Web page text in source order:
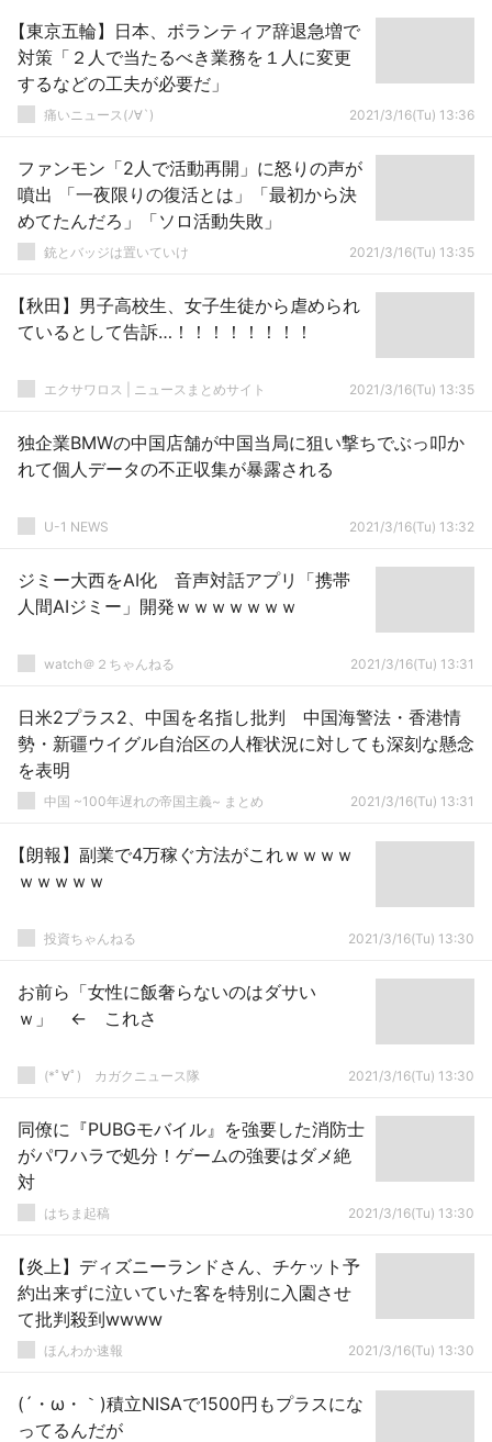
【東京五輪】日本、ボランティア辞退急増で
対策「２人で当たるべき業務を１人に変更
するなどの工夫が必要だ」
痛いニュース(ﾉ∀`) 2021/3/16(Tu) 13:36
ファンモン「2人で活動再開」に怒りの声が
噴出 「一夜限りの復活とは」「最初から決
めてたんだろ」「ソロ活動失敗」
銃とバッジは置いていけ 2021/3/16(Tu) 13:35
【秋田】男子高校生、女子生徒から虐められ
ているとして告訴…！！！！！！！！
エクサワロス | ニュースまとめサイト 2021/3/16(Tu) 13:35
独企業BMWの中国店舗が中国当局に狙い撃ちでぶっ叩か
れて個人データの不正収集が暴露される
U-1 NEWS 2021/3/16(Tu) 13:32
ジミー大西をAI化 音声対話アプリ「携帯
人間AIジミー」開発ｗｗｗｗｗｗｗ
watch＠２ちゃんねる 2021/3/16(Tu) 13:31
日米2プラス2、中国を名指し批判 中国海警法・香港情
勢・新疆ウイグル自治区の人権状況に対しても深刻な懸念
を表明
中国 ~100年遅れの帝国主義~ まとめ 2021/3/16(Tu) 13:31
【朗報】副業で4万稼ぐ方法がこれｗｗｗｗ
ｗｗｗｗｗ
投資ちゃんねる 2021/3/16(Tu) 13:30
お前ら「女性に飯奢らないのはダサい
ｗ」 ← これさ
(*ﾟ∀ﾟ)ゞカガクニュース隊 2021/3/16(Tu) 13:30
同僚に『PUBGモバイル』を強要した消防士
がパワハラで処分！ゲームの強要はダメ絶
対
はちま起稿 2021/3/16(Tu) 13:30
【炎上】ディズニーランドさん、チケット予
約出来ずに泣いていた客を特別に入園させ
て批判殺到wwww
ほんわか速報 2021/3/16(Tu) 13:30
(´・ω・｀)積立NISAで1500円もプラスにな
ってるんだが